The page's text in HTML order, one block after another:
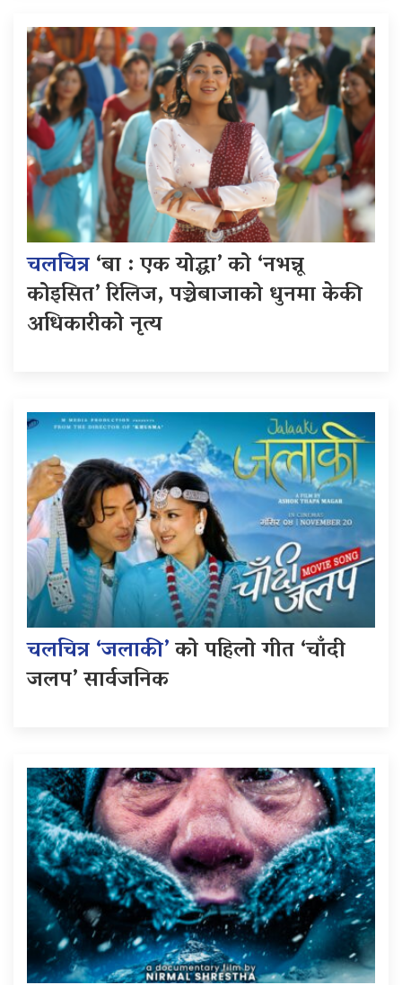
चलचित्र‘बा : एक योद्धा’ को ‘नभन्नू
कोइसित’ रिलिज, पञ्चेबाजाको धुनमा केकी
अधिकारीको नृत्य
चलचित्र ‘जलाकी’को पहिलो गीत ‘चाँदी
जलप’ सार्वजनिक